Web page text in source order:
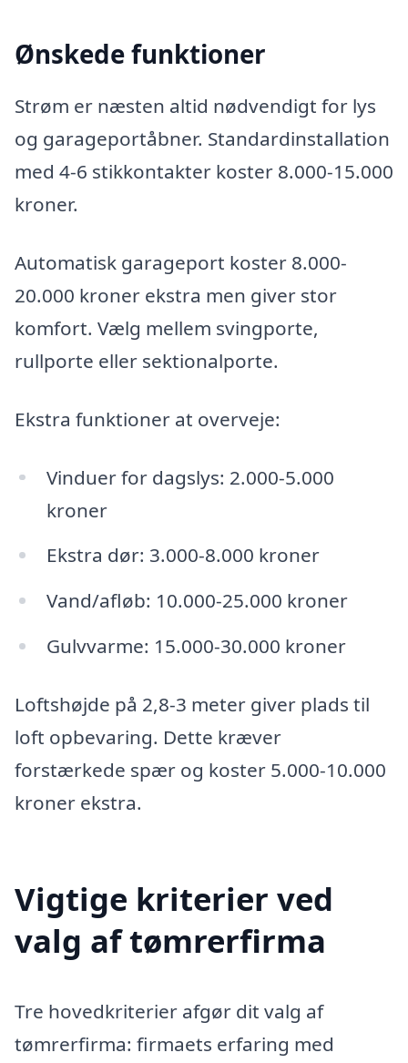
Ønskede funktioner
Strøm er næsten altid nødvendigt for lys
og garageportåbner. Standardinstallation
med 4-6 stikkontakter koster 8.000-15.000
kroner.
Automatisk garageport koster 8.000-
20.000 kroner ekstra men giver stor
komfort. Vælg mellem svingporte,
rullporte eller sektionalporte.
Ekstra funktioner at overveje:
Vinduer for dagslys: 2.000-5.000
kroner
Ekstra dør: 3.000-8.000 kroner
Vand/afløb: 10.000-25.000 kroner
Gulvvarme: 15.000-30.000 kroner
Loftshøjde på 2,8-3 meter giver plads til
loft opbevaring. Dette kræver
forstærkede spær og koster 5.000-10.000
kroner ekstra.
Vigtige kriterier ved
valg af tømrerfirma
Tre hovedkriterier afgør dit valg af
tømrerfirma: firmaets erfaring med